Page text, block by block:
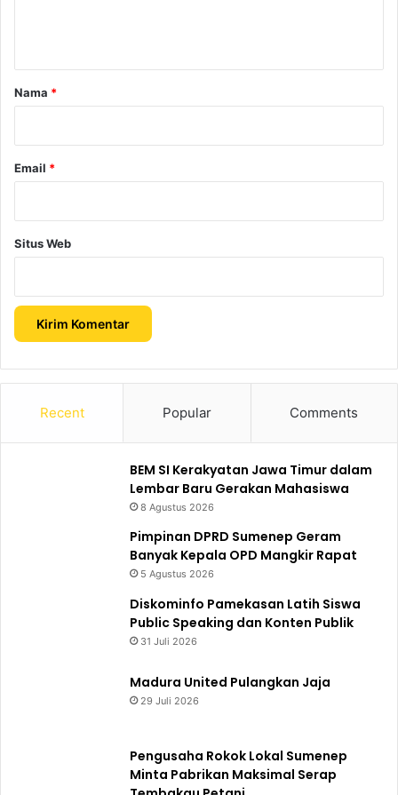
rNama *
Email *
Situs Web
Recent Popular Comments
BEM SI Kerakyatan Jawa Timur dalam
Lembar Baru Gerakan Mahasiswa
8 Agustus 2026
Pimpinan DPRD Sumenep Geram
Banyak Kepala OPD Mangkir Rapat
5 Agustus 2026
Diskominfo Pamekasan Latih Siswa
Public Speaking dan Konten Publik
31 Juli 2026
Madura United Pulangkan Jaja
29 Juli 2026
Pengusaha Rokok Lokal Sumenep
Minta Pabrikan Maksimal Serap